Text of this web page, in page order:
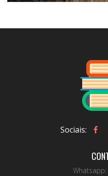
Sociais:
Whatsapp: